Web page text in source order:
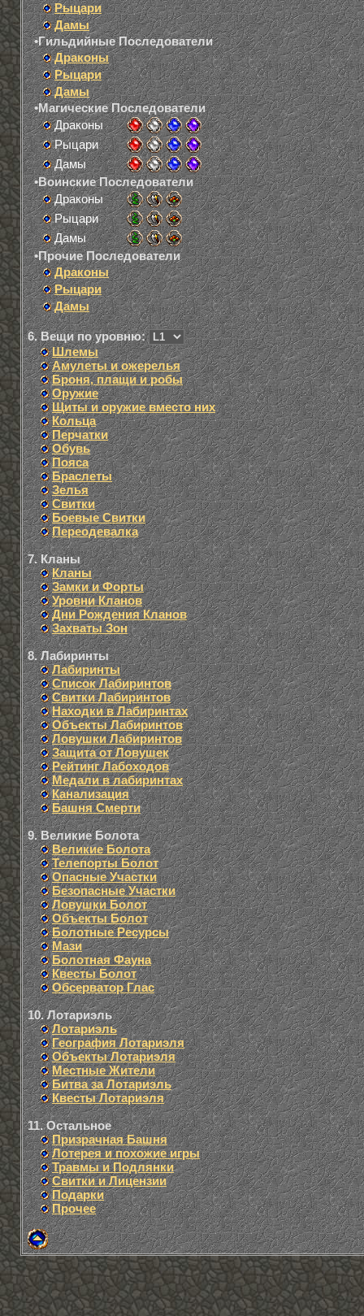
Рыцари
Дамы
•Гильдийные Последователи
Драконы
Рыцари
Дамы
•Магические Последователи
Драконы
Рыцари
Дамы
•Воинские Последователи
Драконы
Рыцари
Дамы
•Прочие Последователи
Драконы
Рыцари
Дамы
6. Вещи по уровню:
Шлемы
Амулеты и ожерелья
Броня, плащи и робы
Оружие
Щиты и оружие вместо них
Кольца
Перчатки
Обувь
Пояса
Браслеты
Зелья
Свитки
Боевые Свитки
Переодевалка
7. Кланы
Кланы
Замки и Форты
Уровни Кланов
Дни Рождения Кланов
Захваты Зон
8. Лабиринты
Лабиринты
Список Лабиринтов
Свитки Лабиринтов
Находки в Лабиринтах
Объекты Лабиринтов
Ловушки Лабиринтов
Защита от Ловушек
Рейтинг Лабоходов
Медали в лабиринтах
Канализация
Башня Смерти
9. Великие Болота
Великие Болота
Телепорты Болот
Опасные Участки
Безопасные Участки
Ловушки Болот
Объекты Болот
Болотные Ресурсы
Мази
Болотная Фауна
Квесты Болот
Обсерватор Глас
10. Лотариэль
Лотариэль
География Лотариэля
Объекты Лотариэля
Местные Жители
Битва за Лотариэль
Квесты Лотариэля
11. Остальное
Призрачная Башня
Лотерея и похожие игры
Травмы и Подлянки
Свитки и Лицензии
Подарки
Прочее